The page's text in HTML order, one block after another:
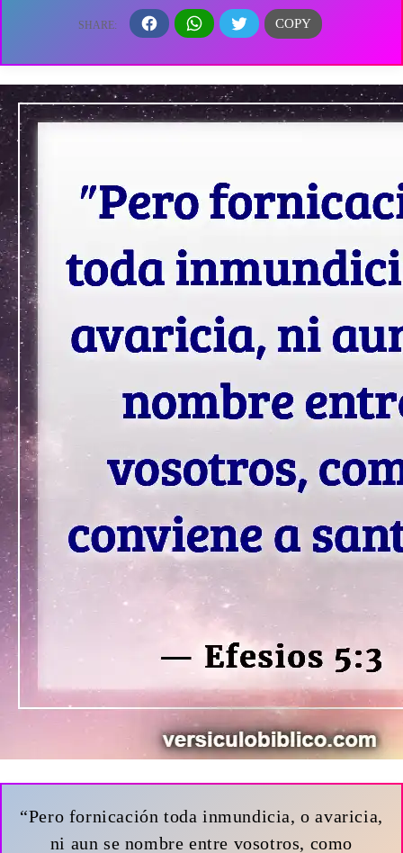
“Pero fornicación toda inmundicia, o avaricia,
ni aun se nombre entre vosotros, como